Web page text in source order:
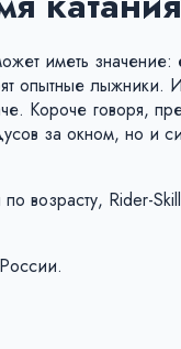
иметь значение:
опытные лыжники.
Короче говоря,
за окном, но и
возрасту, Rider-